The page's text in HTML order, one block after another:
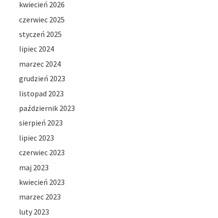
kwiecień 2026
czerwiec 2025
styczeń 2025
lipiec 2024
marzec 2024
grudzień 2023
listopad 2023
październik 2023
sierpień 2023
lipiec 2023
czerwiec 2023
maj 2023
kwiecień 2023
marzec 2023
luty 2023